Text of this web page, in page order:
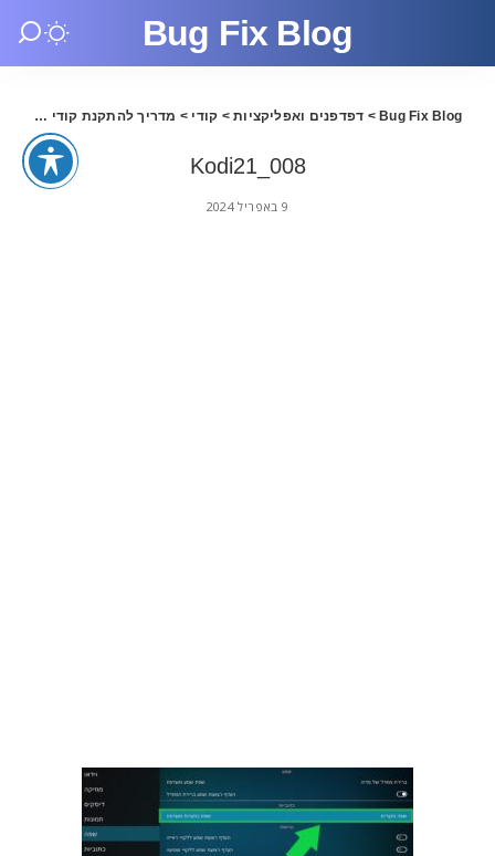
Bug Fix Blog
Bug Fix Blog
> דפדפנים ואפליקציות> קודי > מדריך להתקנת קודי 21 בעברית
Kodi21_008
9 באפריל 2024